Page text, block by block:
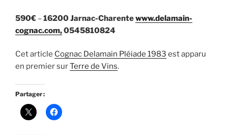
590€ –16200 Jarnac-Charentewww.delamain-
cognac.com,0545810824
Cet article Cognac Delamain Pléiade 1983 est apparu
en premier surTerre de Vins.
Partager :